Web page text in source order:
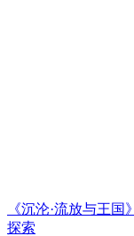
《沉沦·流放与王
探索